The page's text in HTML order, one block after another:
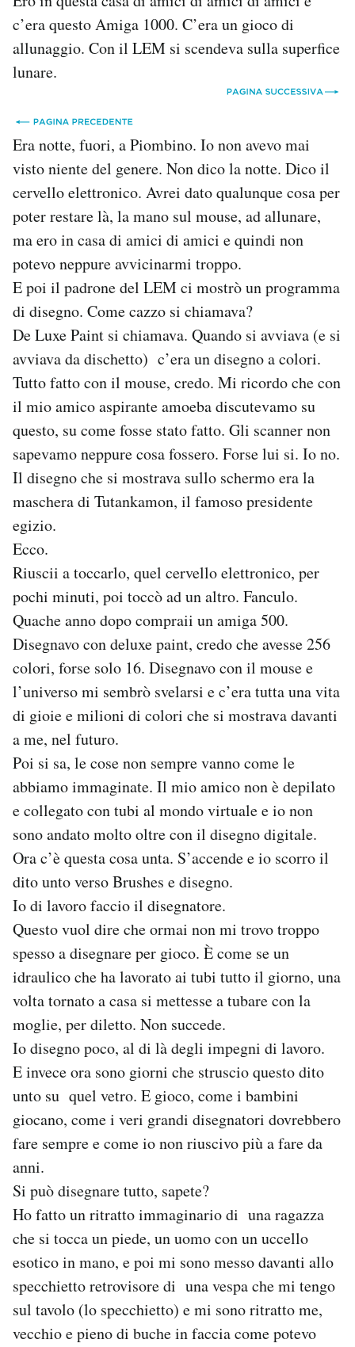
c’era questo Amiga 1000. C’era un gioco di
allunaggio. Con il LEM si scendeva sulla superfice
lunare.
Era notte, fuori, a Piombino. Io non avevo mai
visto niente del genere. Non dico la notte. Dico il
cervello elettronico. Avrei dato qualunque cosa per
poter restare là, la mano sul mouse, ad allunare,
ma ero in casa di amici di amici e quindi non
potevo neppure avvicinarmi troppo.
E poi il padrone del LEM ci mostrò un programma
di disegno. Come cazzo si chiamava?
De Luxe Paint si chiamava. Quando si avviava (e si
avviava da dischetto) c’era un disegno a colori.
Tutto fatto con il mouse, credo. Mi ricordo che con
il mio amico aspirante amoeba discutevamo su
questo, su come fosse stato fatto. Gli scanner non
sapevamo neppure cosa fossero. Forse lui si. Io no.
Il disegno che si mostrava sullo schermo era la
maschera di Tutankamon, il famoso presidente
egizio.
Ecco.
Riuscii a toccarlo, quel cervello elettronico, per
pochi minuti, poi toccò ad un altro. Fanculo.
Quache anno dopo compraii un amiga 500.
Disegnavo con deluxe paint, credo che avesse 256
colori, forse solo 16. Disegnavo con il mouse e
l’universo mi sembrò svelarsi e c’era tutta una vita
di gioie e milioni di colori che si mostrava davanti
a me, nel futuro.
Poi si sa, le cose non sempre vanno come le
abbiamo immaginate. Il mio amico non è depilato
e collegato con tubi al mondo virtuale e io non
sono andato molto oltre con il disegno digitale.
Ora c’è questa cosa unta. S’accende e io scorro il
dito unto verso Brushes e disegno.
Io di lavoro faccio il disegnatore.
Questo vuol dire che ormai non mi trovo troppo
spesso a disegnare per gioco. È come se un
idraulico che ha lavorato ai tubi tutto il giorno, una
volta tornato a casa si mettesse a tubare con la
moglie, per diletto. Non succede.
Io disegno poco, al di là degli impegni di lavoro.
E invece ora sono giorni che struscio questo dito
unto su quel vetro. E gioco, come i bambini
giocano, come i veri grandi disegnatori dovrebbero
fare sempre e come io non riuscivo più a fare da
anni.
Si può disegnare tutto, sapete?
Ho fatto un ritratto immaginario di una ragazza
che si tocca un piede, un uomo con un uccello
esotico in mano, e poi mi sono messo davanti allo
specchietto retrovisore di una vespa che mi tengo
sul tavolo (lo specchietto) e mi sono ritratto me,
vecchio e pieno di buche in faccia come potevo